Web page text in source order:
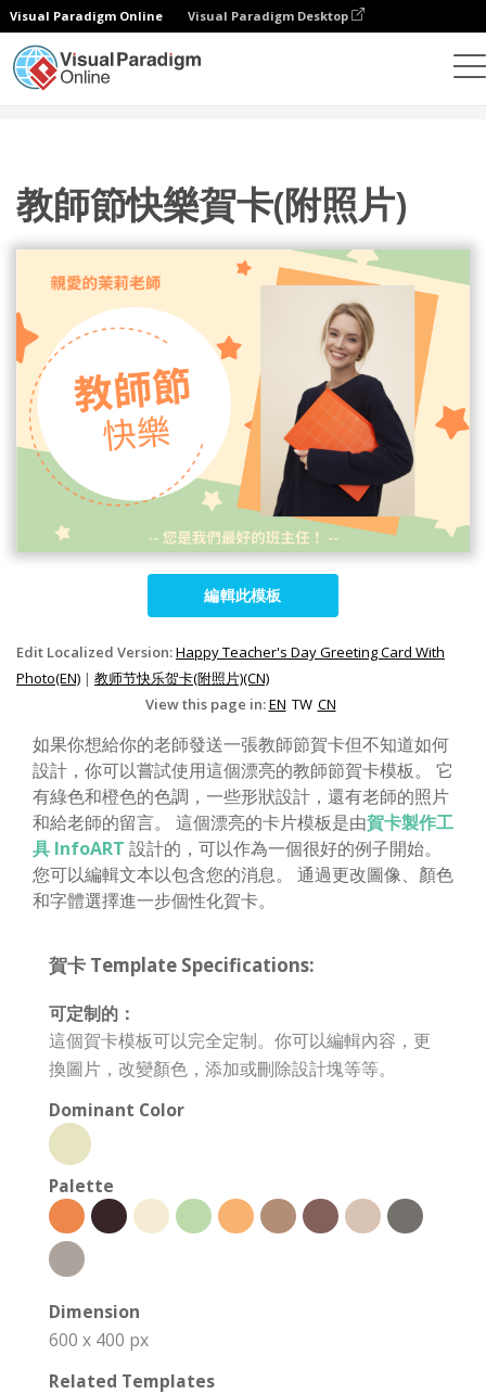
Visual Paradigm Online Visual Paradigm Desktop
教師節快樂賀卡(附照片)
編輯此模板
Edit Localized Version:Happy Teacher's Day Greeting Card With
Photo(EN) | 教师节快乐贺卡(附照片)(CN)
View this page in:EN TW CN
如果你想給你的老師發送一張教師節賀卡但不知道如何
設計，你可以嘗試使用這個漂亮的教師節賀卡模板。 它
有綠色和橙色的色調，一些形狀設計，還有老師的照片
和給老師的留言。 這個漂亮的卡片模板是由賀卡製作工
具 InfoART 設計的，可以作為一個很好的例子開始。
您可以編輯文本以包含您的消息。 通過更改圖像、顏色
和字體選擇進一步個性化賀卡。
賀卡 Template Specifications:
可定制的：
這個賀卡模板可以完全定制。你可以編輯內容，更
換圖片，改變顏色，添加或刪除設計塊等等。
Dominant Color
Palette
Dimension
600 x 400 px
Related Templates